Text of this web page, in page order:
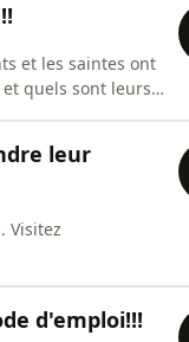
et les saintes ont
quels sont leurs
leur
Visitez
d'emploi!!!